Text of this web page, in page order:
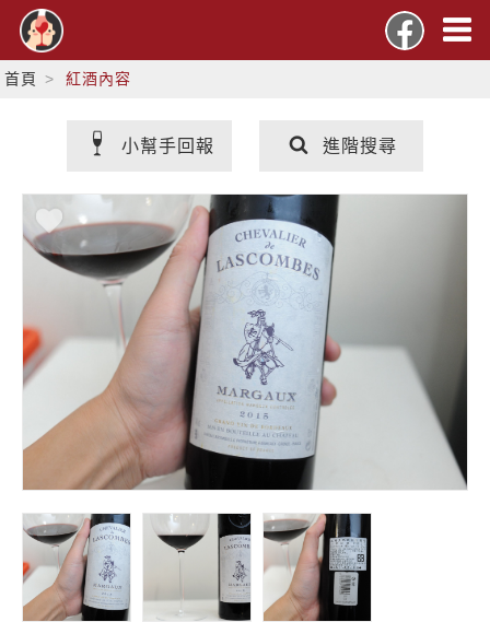
首頁 紅酒內容
小幫手回報 進階搜尋